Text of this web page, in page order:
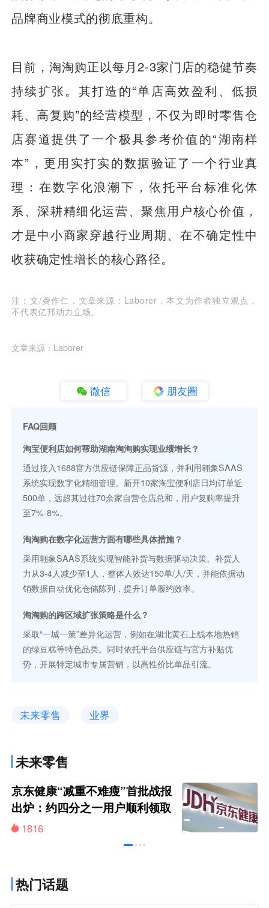
品牌商业模式的彻底重构。
目前，淘淘购正以每月2-3家门店的稳健节奏
持续扩张。其打造的“单店高效盈利、低损
耗、高复购”的经营模型，不仅为即时零售仓
店赛道提供了一个极具参考价值的“湖南样
本”，更用实打实的数据验证了一个行业真
理：在数字化浪潮下，依托平台标准化体
系、深耕精细化运营、聚焦用户核心价值，
才是中小商家穿越行业周期、在不确定性中
收获确定性增长的核心路径。
注：文/龚作仁，文章来源：Laborer，本文为作者独立观点，
不代表亿邦动力立场。
文章来源：Laborer
微信 朋友圈
FAQ回顾
淘宝便利店如何帮助湖南淘淘购实现业绩增长？
通过接入1688官方供应链保障正品货源，并利用翱象SAAS
系统实现数字化精细管理。新开10家淘宝便利店日均订单近
500单，远超其过往70余家自营仓店总和，用户复购率提升
至7%-8%。
淘淘购在数字化运营方面有哪些具体措施？
采用翱象SAAS系统实现智能补货与数据驱动决策。补货人
力从3-4人减少至1人，整体人效达150单/人/天，并能依据动
销数据自动优化仓储陈列，提升订单履约效率。
淘淘购的跨区域扩张策略是什么？
采取“一城一策”差异化运营，例如在湖北黄石上线本地热销
的绿豆糕等特色品类。同时依托平台供应链与官方补贴优
势，开展特定城市专属营销，以高性价比单品引流。
未来零售 业界
未来零售
京东健康“减重不难瘦”首批战报
出炉：约四分之一用户顺利领取
200元挑战金
1816
热门话题